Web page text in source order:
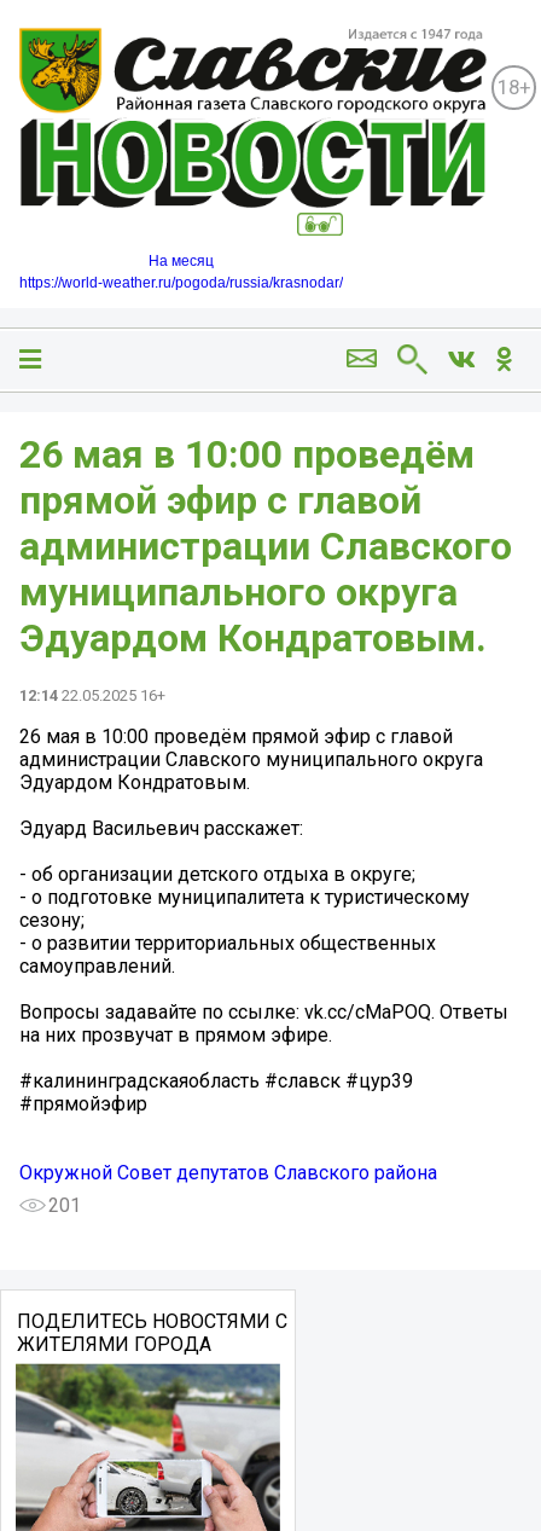
18+
На месяц
https://world-weather.ru/pogoda/russia/krasnodar/
26 мая в 10:00 проведём
прямой эфир с главой
администрации Славского
муниципального округа
Эдуардом Кондратовым.
12:14 22.05.2025 16+
26 мая в 10:00 проведём прямой эфир с главой
администрации Славского муниципального округа
Эдуардом Кондратовым.
Эдуард Васильевич расскажет:
- об организации детского отдыха в округе;
- о подготовке муниципалитета к туристическому
сезону;
- о развитии территориальных общественных
самоуправлений.
Вопросы задавайте по ссылке: vk.cc/cMaPOQ. Ответы
на них прозвучат в прямом эфире.
#калининградскаяобласть #славск #цур39
#прямойэфир
Окружной Совет депутатов Славского района
201
ПОДЕЛИТЕСЬ НОВОСТЯМИ С
ЖИТЕЛЯМИ ГОРОДА